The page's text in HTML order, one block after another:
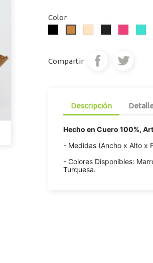
Color
Negro
Claro
Pardo
Compartir
Descripción
Hecho en Cuero 100%,
- Medidas (Ancho x Alto x
- Colores Disponibles:
Turquesa.